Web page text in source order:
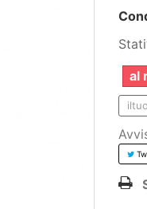
al